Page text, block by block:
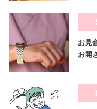
お見
お開